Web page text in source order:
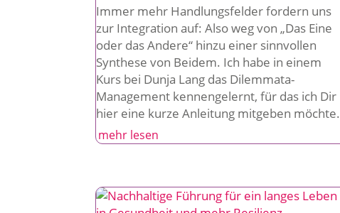
Immer mehr Handlungsfelder fordern uns
zur Integration auf: Also weg von „Das Eine
oder das Andere“ hinzu einer sinnvollen
Synthese von Beidem. Ich habe in einem
Kurs bei Dunja Lang das Dilemmata-
Management kennengelernt, für das ich Dir
hier eine kurze Anleitung mitgeben möchte.
mehr lesen